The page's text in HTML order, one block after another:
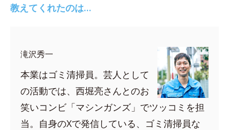
教えてくれたのは…
滝沢秀一
本業はゴミ清掃員。芸人として
の活動では、西堀亮さんとのお
笑いコンビ「マシンガンズ」でツッコミを担
当。自身のXで発信している、ゴミ清掃員な